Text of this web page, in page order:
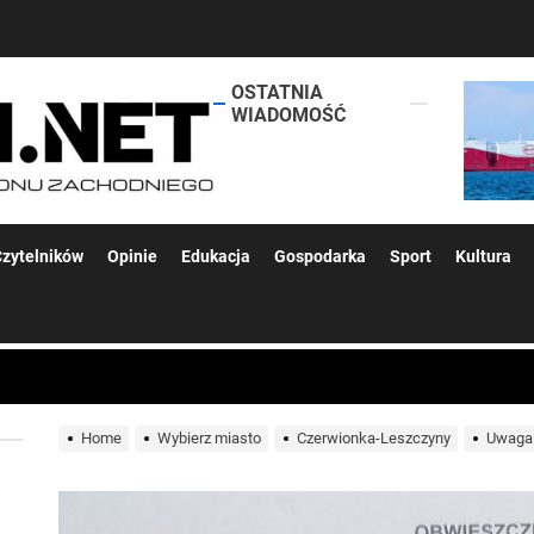
lokalsi.net
OSTATNIA
WIADOMOŚĆ
Opinie Edukacja Gospodarka Sport Kultura
woda nieprzydatna do spożycia!!!
Home Wybierz miasto Czerwionka-Leszczyny